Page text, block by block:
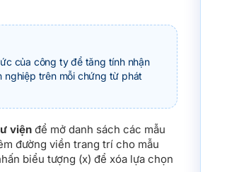
của công ty để tăng tính nhận
nghiệp trên mỗi chứng từ phát
viện để mở danh sách các mẫu
đường viền trang trí cho mẫu
biểu tượng (x) để xóa lựa chọn